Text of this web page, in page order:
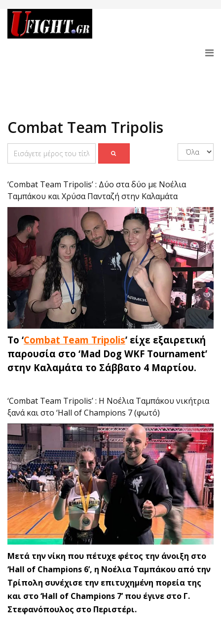
Combat Team Tripolis
‘Combat Team Tripolis’ : Δύο στα δύο με Νοέλια
Ταμπάκου και Χρύσα Πανταζή στην Καλαμάτα
Το ‘Combat Team Tripolis’ είχε εξαιρετική
παρουσία στο ‘Mad Dog WKF Tournament’
στην Καλαμάτα το Σάββατο 4 Μαρτίου.
‘Combat Team Tripolis’ : Η Νοέλια Ταμπάκου νικήτρια
ξανά και στο ‘Hall of Champions 7 (φωτό)
Μετά την νίκη που πέτυχε φέτος την άνοιξη στο
‘Hall of Champions 6’, η Νοέλια Ταμπάκου από την
Τρίπολη συνέχισε την επιτυχημένη πορεία της
και στο ‘Hall of Champions 7’ που έγινε στο Γ.
Στεφανόπουλος στο Περιστέρι.